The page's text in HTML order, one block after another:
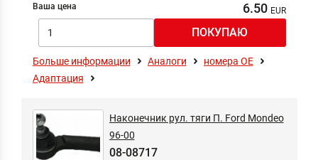
Ваша цена
6.50
Больше информации Аналоги
номера ОЕ
Адаптация
Наконечник рул. тяги П. Ford Mondeo
96-00
08-08717